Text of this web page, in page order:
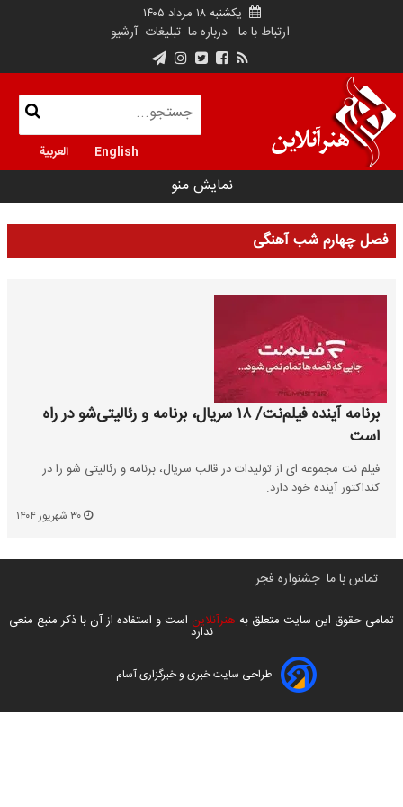
یکشنبه ۱۸ مرداد ۱۴۰۵
ارتباط با ما درباره ما تبلیغات آرشیو
English العربية
نمایش منو
فصل چهارم شب آهنگی
برنامه آینده فیلم‌نت/ ۱۸ سریال، برنامه و رئالیتی‌شو در راه
است
فیلم نت مجموعه ای از تولیدات در قالب سریال، برنامه و رئالیتی شو را در
کنداکتور آینده خود دارد.
تماس با ما جشنواره فجر
تمامی حقوق این سایت متعلق به هنرآنلاین است و استفاده از آن با ذکر منبع منعی
ندارد
طراحی سایت خبری و خبرگزاری آسام